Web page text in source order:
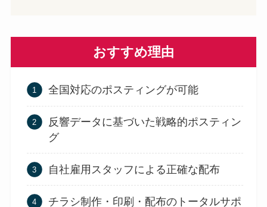
おすすめ理由
全国対応のポスティングが可能
反響データに基づいた戦略的ポスティン
グ
自社雇用スタッフによる正確な配布
チラシ制作・印刷・配布のトータルサポ